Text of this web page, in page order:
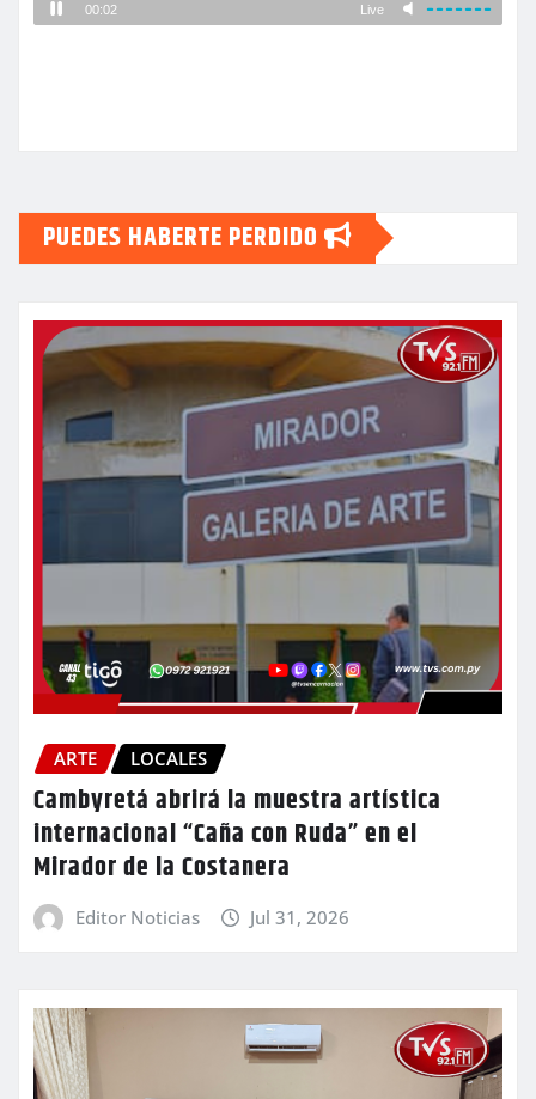
PUEDES HABERTE PERDIDO
ARTE LOCALES
Cambyretá abrirá la muestra artística
internacional “Caña con Ruda” en el
Mirador de la Costanera
Editor Noticias Jul 31, 2026